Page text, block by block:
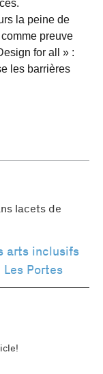
la peine de
preuve
for all » :
les barrières
lacets de
arts inclusifs
Portes